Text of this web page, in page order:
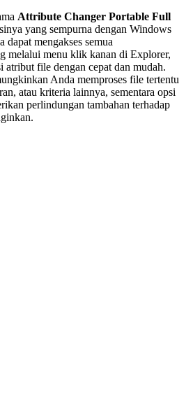
Attribute Changer Portable Full
yang sempurna dengan Windows
mengakses semua
melalui menu klik kanan di Explorer,
file dengan cepat dan mudah.
Anda memproses file tertentu
atau kriteria lainnya, sementara opsi
perlindungan tambahan terhadap